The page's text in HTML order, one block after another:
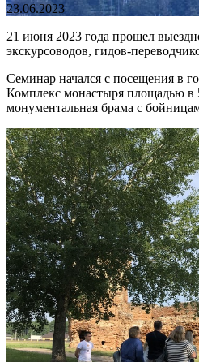
23.06.2023
21 июня 2023 года прошел
экскурсоводов, гидов-
Семинар начался с посещения в
Комплекс монастыря площадью в
монументальная брама с